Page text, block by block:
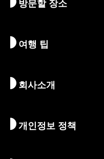
시즌별 정보
지속가능한 관광
여행 아이디어
액티비티
예술 & 문화
아침 & 밤
방문할 장소
목적지
여정
여행 팁
교토 둘러보기
지도 및 도구
회사소개
개인정보 정책